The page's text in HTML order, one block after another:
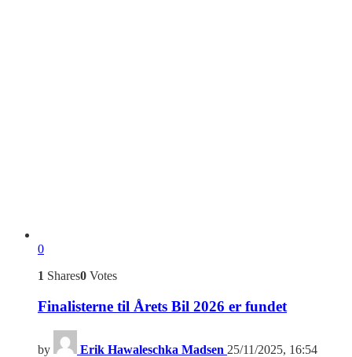
0
1 Shares0 Votes
Finalisterne til Årets Bil 2026 er fundet
by Erik Hawaleschka Madsen 25/11/2025, 16:54